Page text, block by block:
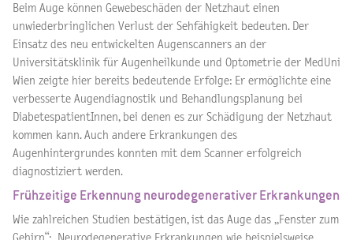
Beim Auge können Gewebeschäden der Netzhaut einen
unwiederbringlichen Verlust der Sehfähigkeit bedeuten. Der
Einsatz des neu entwickelten Augenscanners an der
Universitätsklinik für Augenheilkunde und Optometrie der MedUni
Wien zeigte hier bereits bedeutende Erfolge: Er ermöglichte eine
verbesserte Augendiagnostik und Behandlungsplanung bei
DiabetespatientInnen, bei denen es zur Schädigung der Netzhaut
kommen kann. Auch andere Erkrankungen des
Augenhintergrundes konnten mit dem Scanner erfolgreich
diagnostiziert werden.
Frühzeitige Erkennung neurodegenerativer Erkrankungen
Wie zahlreichen Studien bestätigen, ist das Auge das „Fenster zum